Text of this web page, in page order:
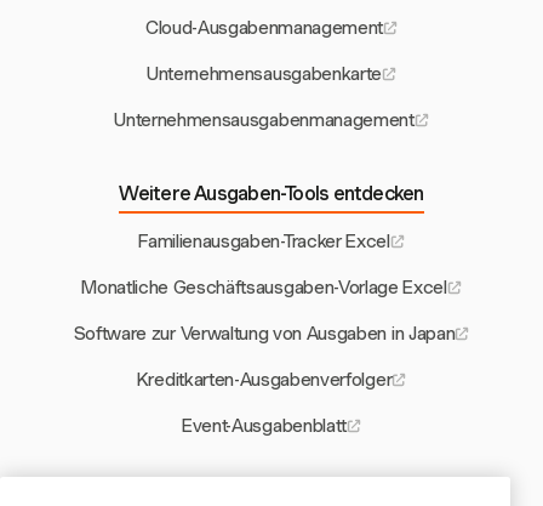
Cloud-Ausgabenmanagement
Unternehmensausgabenkarte
Unternehmensausgabenmanagement
Weitere Ausgaben-Tools entdecken
Familienausgaben-Tracker Excel
Monatliche Geschäftsausgaben-Vorlage Excel
Software zur Verwaltung von Ausgaben in Japan
Kreditkarten-Ausgabenverfolger
Event-Ausgabenblatt